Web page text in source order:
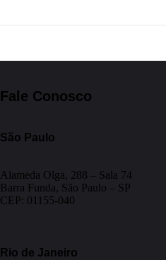
Fale Conosco
São Paulo
Alameda Olga, 288 – Sala 74
Barra Funda, São Paulo – SP
CEP: 01155-040
Rio de Janeiro